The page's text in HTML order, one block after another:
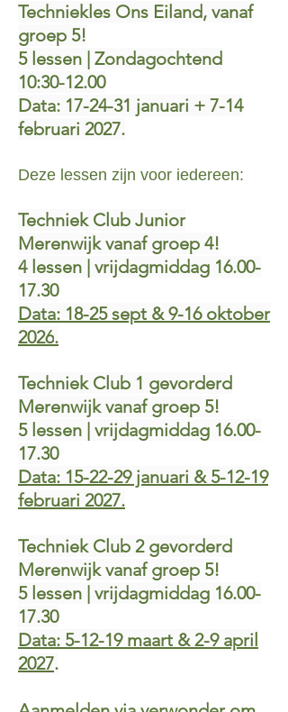
Techniekles Ons Eiland, vanaf
groep 5!
5 lessen | Zondagochtend
10:30-12.00
Data: 17-24-31 januari + 7-14
februari 2027.
Deze lessen zijn voor iedereen:
Techniek Club Junior
Merenwijk vanaf groep 4!
4 lessen | vrijdagmiddag 16.00-
17.30
Data: 18-25 sept & 9-16 oktober
2026.
Techniek Club 1 gevorderd
Merenwijk vanaf groep 5!
5 lessen | vrijdagmiddag 16.00-
17.30
Data: 15-22-29 januari & 5-12-19
februari 2027.
Techniek Club 2 gevorderd
Merenwijk vanaf groep 5!
5 lessen | vrijdagmiddag 16.00-
17.30
Data: 5-12-19 maart & 2-9 april
2027.